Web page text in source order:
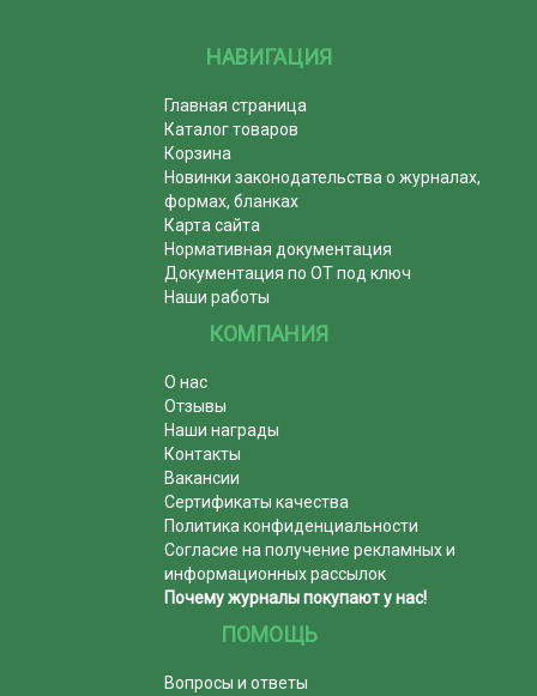
НАВИГАЦИЯ
Главная страница
Каталог товаров
Корзина
Новинки законодательства о журналах,
формах, бланках
Карта сайта
Нормативная документация
Документация по ОТ под ключ
Наши работы
КОМПАНИЯ
О нас
Отзывы
Наши награды
Контакты
Вакансии
Сертификаты качества
Политика конфиденциальности
Согласие на получение рекламных и
информационных рассылок
Почему журналы покупают у нас!
ПОМОЩЬ
Вопросы и ответы